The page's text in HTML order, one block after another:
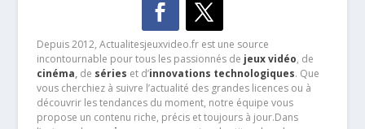
Depuis 2012, Actualitesjeuxvideo.fr est une source
incontournable pour tous les passionnés de jeux vidéo, de
cinéma,de séries et d’innovations technologiques. Que
vous cherchiez à suivre l’actualité des grandes licences ou à
découvrir les tendances du moment, notre équipe vous
propose un contenu riche, précis et toujours à jour.Dans